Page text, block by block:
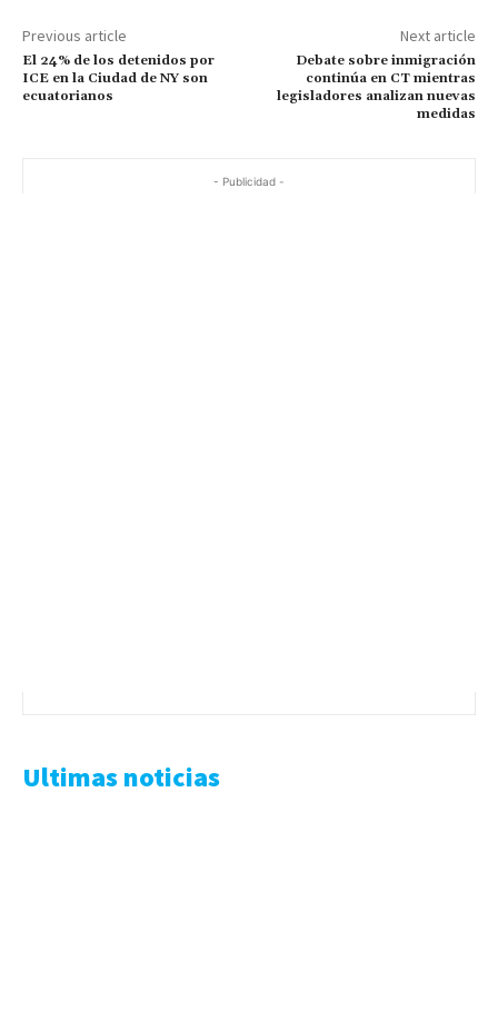
Previous article
El 24% de los detenidos por
ICE en la Ciudad de NY son
ecuatorianos
Next article
Debate sobre inmigración
continúa en CT mientras
legisladores analizan nuevas
medidas
- Publicidad -
Ultimas noticias